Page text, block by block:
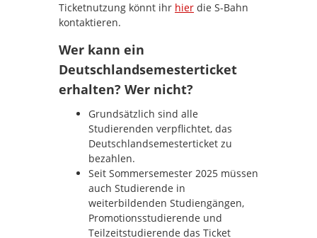
Ticketnutzung könnt ihr hier die S-Bahn
kontaktieren.
Wer kann ein
Deutschlandsemesterticket
erhalten? Wer nicht?
Grundsätzlich sind alle
Studierenden verpflichtet, das
Deutschlandsemesterticket zu
bezahlen.
Seit Sommersemester 2025 müssen
auch Studierende in
weiterbildenden Studiengängen,
Promotionsstudierende und
Teilzeitstudierende das Ticket